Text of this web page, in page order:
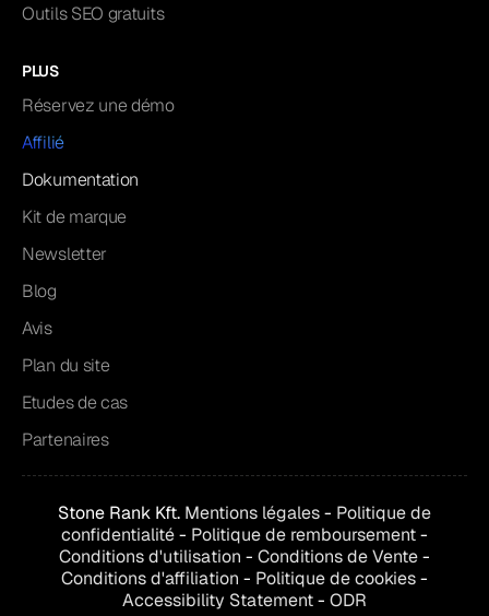
Outils SEO gratuits
PLUS
Réservez une démo
Affilié
Dokumentation
Kit de marque
Newsletter
Blog
Avis
Plan du site
Etudes de cas
Partenaires
Stone Rank Kft. Mentions légales- Politique de
confidentialité- Politique de remboursement-
Conditions d'utilisation - Conditions deVente-
Conditions d'affiliation - Politique de cookies-
Accessibility Statement- ODR